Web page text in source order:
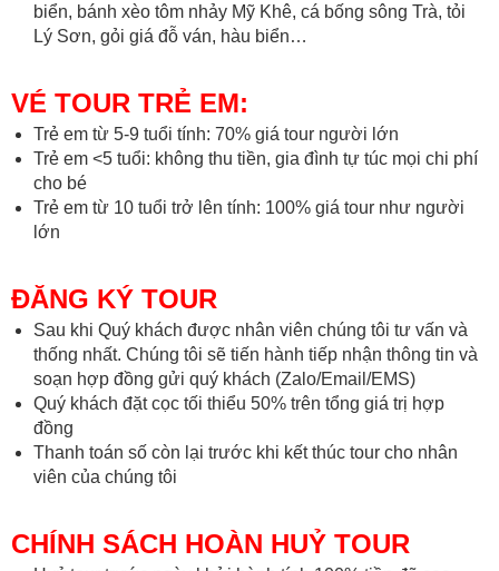
biển, bánh xèo tôm nhảy Mỹ Khê, cá bống sông Trà, tỏi
Lý Sơn, gỏi giá đỗ ván, hàu biển…
VÉ TOUR TRẺ EM:
Trẻ em từ 5-9 tuổi tính: 70% giá tour người lớn
Trẻ em <5 tuổi: không thu tiền, gia đình tự túc mọi chi phí
cho bé
Trẻ em từ 10 tuổi trở lên tính: 100% giá tour như người
lớn
ĐĂNG KÝ TOUR
Sau khi Quý khách được nhân viên chúng tôi tư vấn và
thống nhất. Chúng tôi sẽ tiến hành tiếp nhận thông tin và
soạn hợp đồng gửi quý khách (Zalo/Email/EMS)
Quý khách đặt cọc tối thiểu 50% trên tổng giá trị hợp
đồng
Thanh toán số còn lại trước khi kết thúc tour cho nhân
viên của chúng tôi
CHÍNH SÁCH HOÀN HUỶ TOUR